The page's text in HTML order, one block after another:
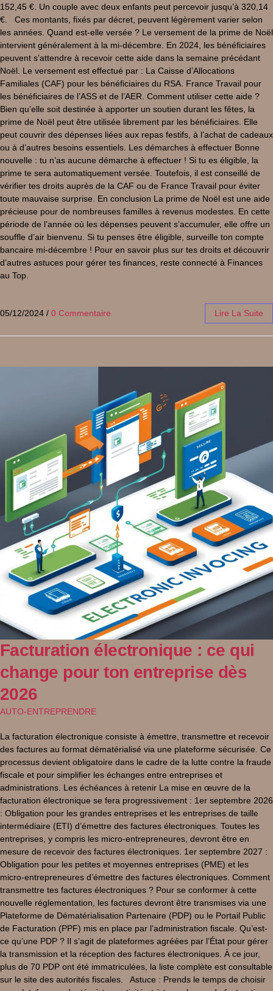
152,45 €. Un couple avec deux enfants peut percevoir jusqu’à 320,14
€. Ces montants, fixés par décret, peuvent légèrement varier selon
les années. Quand est-elle versée ? Le versement de la prime de Noël
intervient généralement à la mi-décembre. En 2024, les bénéficiaires
peuvent s’attendre à recevoir cette aide dans la semaine précédant
Noël. Le versement est effectué par : La Caisse d’Allocations
Familiales (CAF) pour les bénéficiaires du RSA. France Travail pour
les bénéficiaires de l’ASS et de l’AER. Comment utiliser cette aide ?
Bien qu’elle soit destinée à apporter un soutien durant les fêtes, la
prime de Noël peut être utilisée librement par les bénéficiaires. Elle
peut couvrir des dépenses liées aux repas festifs, à l’achat de cadeaux
ou à d’autres besoins essentiels. Les démarches à effectuer Bonne
nouvelle : tu n’as aucune démarche à effectuer ! Si tu es éligible, la
prime te sera automatiquement versée. Toutefois, il est conseillé de
vérifier tes droits auprès de la CAF ou de France Travail pour éviter
toute mauvaise surprise. En conclusion La prime de Noël est une aide
précieuse pour de nombreuses familles à revenus modestes. En cette
période de l’année où les dépenses peuvent s’accumuler, elle offre un
souffle d’air bienvenu. Si tu penses être éligible, surveille ton compte
bancaire mi-décembre ! Pour en savoir plus sur tes droits et découvrir
d’autres astuces pour gérer tes finances, reste connecté à Finances
au Top.
05/12/2024 / 0 Commentaire Lire La Suite
Facturation électronique : ce qui
change pour ton entreprise dès
2026
AUTO-ENTREPRENDRE
La facturation électronique consiste à émettre, transmettre et recevoir
des factures au format dématérialisé via une plateforme sécurisée. Ce
processus devient obligatoire dans le cadre de la lutte contre la fraude
fiscale et pour simplifier les échanges entre entreprises et
administrations. Les échéances à retenir La mise en œuvre de la
facturation électronique se fera progressivement : 1er septembre 2026
: Obligation pour les grandes entreprises et les entreprises de taille
intermédiaire (ETI) d’émettre des factures électroniques. Toutes les
entreprises, y compris les micro-entrepreneures, devront être en
mesure de recevoir des factures électroniques. 1er septembre 2027 :
Obligation pour les petites et moyennes entreprises (PME) et les
micro-entrepreneures d’émettre des factures électroniques. Comment
transmettre tes factures électroniques ? Pour se conformer à cette
nouvelle réglementation, les factures devront être transmises via une
Plateforme de Dématérialisation Partenaire (PDP) ou le Portail Public
de Facturation (PPF) mis en place par l’administration fiscale. Qu’est-
ce qu’une PDP ? Il s’agit de plateformes agréées par l’État pour gérer
la transmission et la réception des factures électroniques. À ce jour,
plus de 70 PDP ont été immatriculées, la liste complète est consultable
sur le site des autorités fiscales.​ Astuce : Prends le temps de choisir